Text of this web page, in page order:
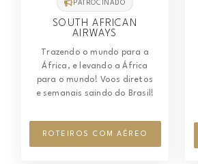
PATROCINADO
SOUTH AFRICAN
AIRWAYS
Trazendo o mundo para a
África, e levando a África
para o mundo! Voos diretos
e semanais saindo do Brasil!
ROTEIROS COM AÉREO